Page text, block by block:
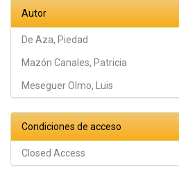
Autor
De Aza, Piedad
Mazón Canales, Patricia
Meseguer Olmo, Luis
Condiciones de acceso
Closed Access